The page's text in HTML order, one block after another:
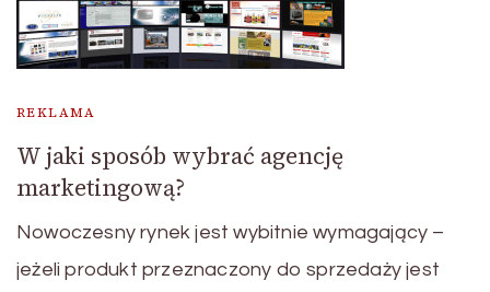
REKLAMA
W jaki sposób wybrać agencję
marketingową?
Nowoczesny rynek jest wybitnie wymagający –
jeżeli produkt przeznaczony do sprzedaży jest